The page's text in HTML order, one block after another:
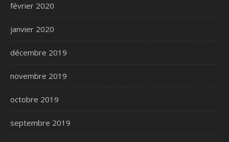
février 2020
janvier 2020
décembre 2019
novembre 2019
octobre 2019
septembre 2019